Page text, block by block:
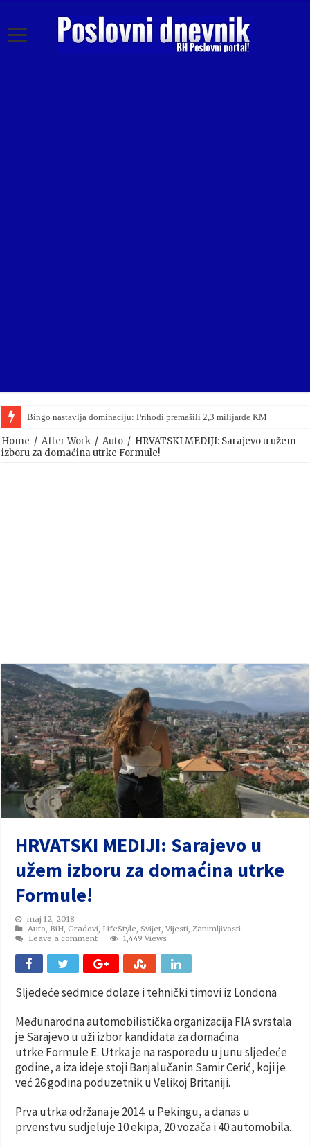
Bingo nastavlja dominaciju: Prihodi premašili 2,3 milijarde KM
Home / After Work / Auto / HRVATSKI MEDIJI: Sarajevo u užem
izboru za domaćina utrke Formule!
HRVATSKI MEDIJI: Sarajevo u
užem izboru za domaćina utrke
Formule!
maj 12, 2018
Auto, BiH, Gradovi, LifeStyle,Svijet,Vijesti,Zanimljivosti
Leave a comment
1,449 Views
Sljedeće sedmice dolaze i tehnički timovi iz Londona
Međunarodna automobilistička organizacija FIA svrstala
je Sarajevo u uži izbor kandidata za domaćina
utrke Formule E. Utrka je na rasporedu u junu sljedeće
godine, a iza ideje stoji Banjalučanin Samir Cerić, koji je
već 26 godina poduzetnik u Velikoj Britaniji.
Prva utrka održana je 2014. u Pekingu, a danas u
prvenstvu sudjeluje 10 ekipa, 20 vozača i 40 automobila.